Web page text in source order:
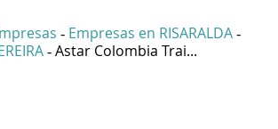
- Empresas en RISARALDA -
- Astar Colombia Trai...